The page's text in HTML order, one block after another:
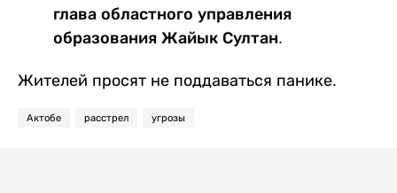
глава областного управления
образования Жайык Султан.
Жителей просят не поддаваться панике.
Актобе расстрел угрозы